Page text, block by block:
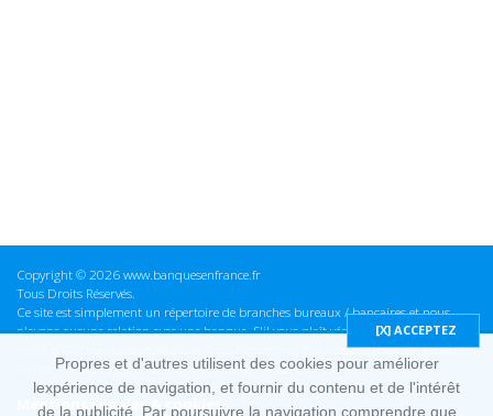
Copyright © 2026 www.banquesenfrance.fr
Tous Droits Réservés.
Ce site est simplement un répertoire de branches bureaux / bancaires et nous
n'avons aucune relation avec une banque. S'il vous plaît vérifier ces informations
avant d'effectuer toute opération, nous ne sommes pas responsables des erreurs
ou des omissions dans les informations que nous fournissons.
Mentions Légales & cookies
Propres et d'autres utilisent des cookies pour améliorer
lexpérience de navigation, et fournir du contenu et de l'intérêt
de la publicité. Par poursuivre la navigation comprendre que